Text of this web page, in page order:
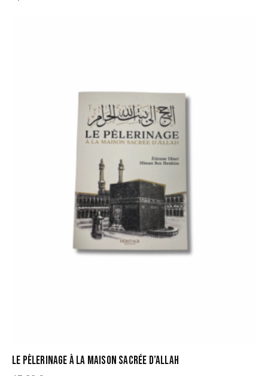
LE PÈLERINAGE À LA MAISON SACRÉE D’ALLAH